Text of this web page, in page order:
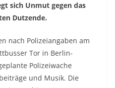
sich Unmut gegen das
Dutzende.
nach Polizeiangaben am
Tor in Berlin-
Polizeiwache
und Musik. Die